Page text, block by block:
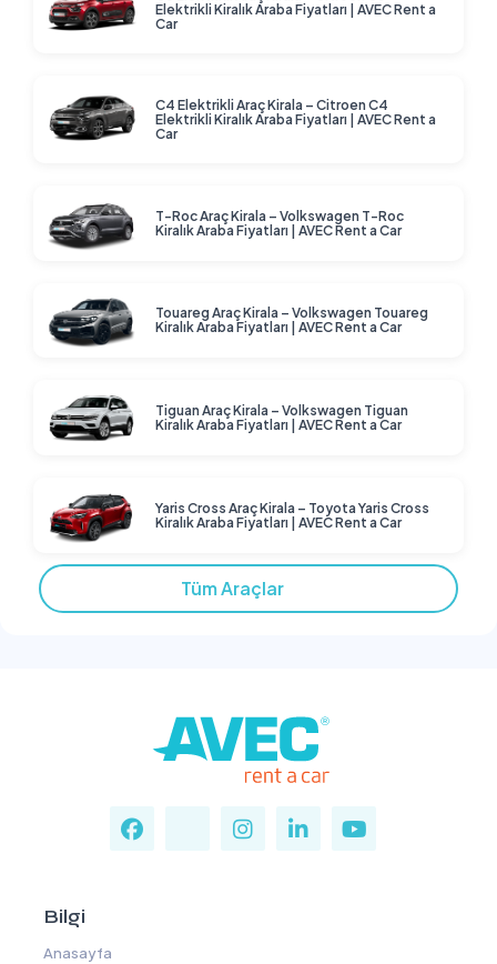
Elektrikli Kiralık Araba Fiyatları | AVEC Rent a
Car
C4 Elektrikli Araç Kirala – Citroen C4
Elektrikli Kiralık Araba Fiyatları | AVEC Rent a
Car
T-Roc Araç Kirala – Volkswagen T-Roc
Kiralık Araba Fiyatları | AVEC Rent a Car
Touareg Araç Kirala – Volkswagen Touareg
Kiralık Araba Fiyatları | AVEC Rent a Car
Tiguan Araç Kirala – Volkswagen Tiguan
Kiralık Araba Fiyatları | AVEC Rent a Car
Yaris Cross Araç Kirala – Toyota Yaris Cross
Kiralık Araba Fiyatları | AVEC Rent a Car
Tüm Araçlar
Bilgi
Anasayfa